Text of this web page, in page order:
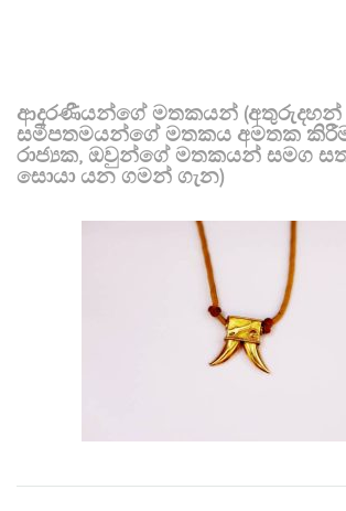
ආදරණීයන්ගේ මතකයන් (අතුරුදහන්
සමීපතමයන්ගේ මතකය අමතක
රාජ්‍යක, ඔවුන්ගේ මතකයන් සමග
සොයා යන ගමන් ගැන)